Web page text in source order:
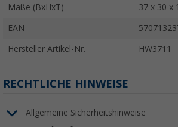
Maße (BxHxT) 37 x 30 x
EAN
Hersteller Artikel-Nr. HW3711
RECHTLICHE HINWEISE
Allgemeine Sicherheitshinweise